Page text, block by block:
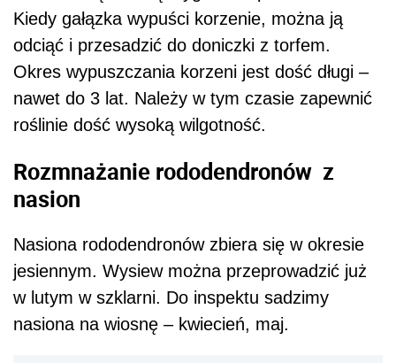
Kiedy gałązka wypuści korzenie, można ją
odciąć i przesadzić do doniczki z torfem.
Okres wypuszczania korzeni jest dość długi –
nawet do 3 lat. Należy w tym czasie zapewnić
roślinie dość wysoką wilgotność.
Rozmnażanie rododendronów z
nasion
Nasiona rododendronów zbiera się w okresie
jesiennym. Wysiew można przeprowadzić już
w lutym w szklarni. Do inspektu sadzimy
nasiona na wiosnę – kwiecień, maj.